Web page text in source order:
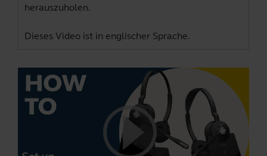
herauszuholen.
Dieses Video ist in englischer Sprache.